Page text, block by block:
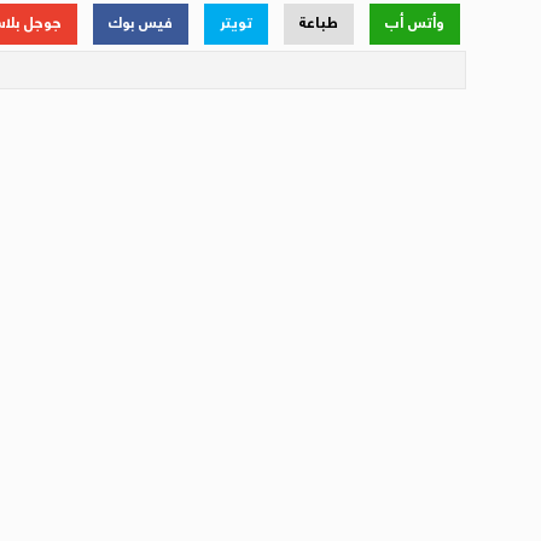
وأتس أب طباعة تويتر فيس بوك جوجل